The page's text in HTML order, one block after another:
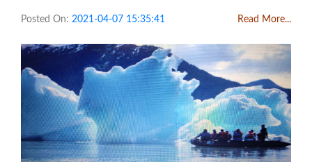
Posted On: 2021-04-07 15:35:41 Read More...